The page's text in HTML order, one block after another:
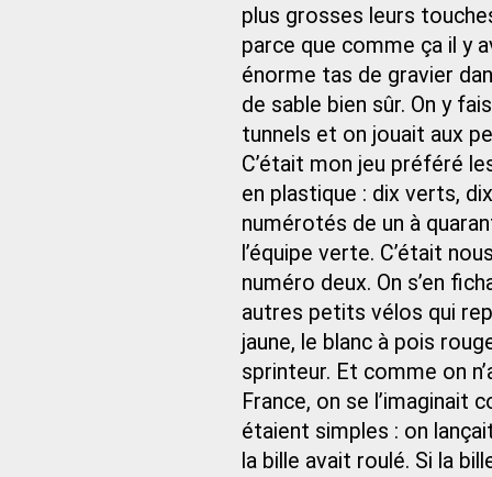
plus grosses leurs
parce que comme ça il y
énorme tas de gravier
de sable bien sûr. On y
tunnels et on jouait aux
C’était mon jeu préféré
en plastique : dix verts,
numérotés de un à
l’équipe verte. C’était
numéro deux. On s’en
autres petits vélos qui
jaune, le blanc à pois
sprinteur. Et comme on
France, on se l’imaginait
étaient simples : on
la bille avait roulé. Si la